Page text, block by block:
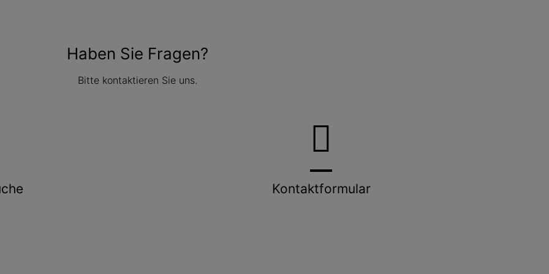
Haben Sie Fragen?
Bitte kontaktieren Sie uns.
Kontaktformular